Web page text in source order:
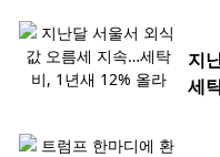
지
세